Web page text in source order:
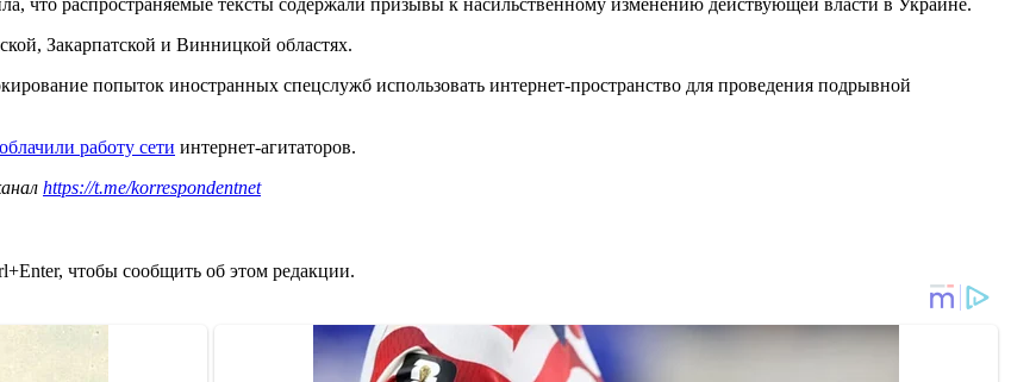
Закарпатской и Винницкой областях.
попыток иностранных спецслужб использовать интернет-пространство для проведения подрывной
работу сети интернет-агитаторов.
https://t.me/korrespondentnet
чтобы сообщить об этом редакции.